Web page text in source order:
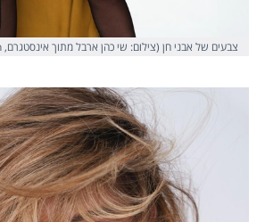
צבעים של אבני חן (צילום: שי כהן ארבל מתוך אינסטגרם, tirza_cohen)